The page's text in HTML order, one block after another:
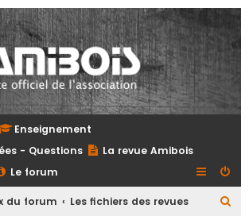
Enseignement
- Questions
La revue Amibois
Le forum
du forum Les fichiers des revues